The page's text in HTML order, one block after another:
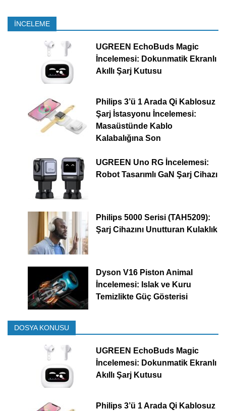
İNCELEME
UGREEN EchoBuds Magic
İncelemesi: Dokunmatik Ekranlı
Akıllı Şarj Kutusu
Philips 3’ü 1 Arada Qi Kablosuz
Şarj İstasyonu İncelemesi:
Masaüstünde Kablo
Kalabalığına Son
UGREEN Uno RG İncelemesi:
Robot Tasarımlı GaN Şarj Cihazı
Philips 5000 Serisi (TAH5209):
Şarj Cihazını Unutturan Kulaklık
Dyson V16 Piston Animal
İncelemesi: Islak ve Kuru
Temizlikte Güç Gösterisi
DOSYA KONUSU
UGREEN EchoBuds Magic
İncelemesi: Dokunmatik Ekranlı
Akıllı Şarj Kutusu
Philips 3’ü 1 Arada Qi Kablosuz